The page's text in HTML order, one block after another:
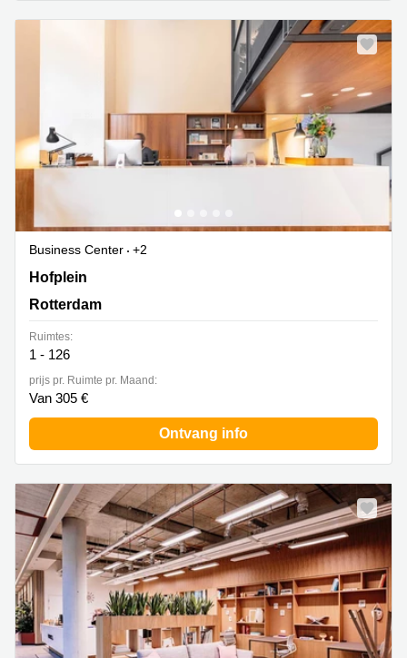
Business Center
+2
Hofplein 20, Rotterdam
Hofplein
Rotterdam
Ruimtes:
1 - 126
prijs pr. Ruimte pr. Maand:
Van 305 €
Ontvang info